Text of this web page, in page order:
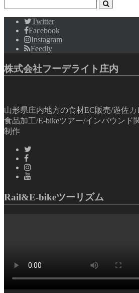
Twitter
Facebook
Instagram
Feedly
株式会社フーデライト庄内
山形県庄内地方の食材EC販売/遊佐
食品加工/E-bikeツアー/インバウンド
制作
Rail&E-bikeツーリズム